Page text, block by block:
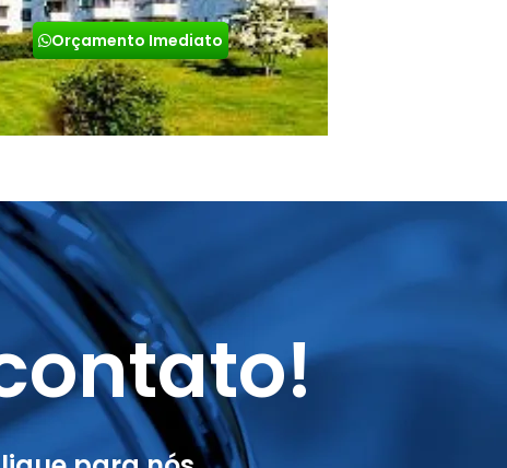
Orçamento Imediato